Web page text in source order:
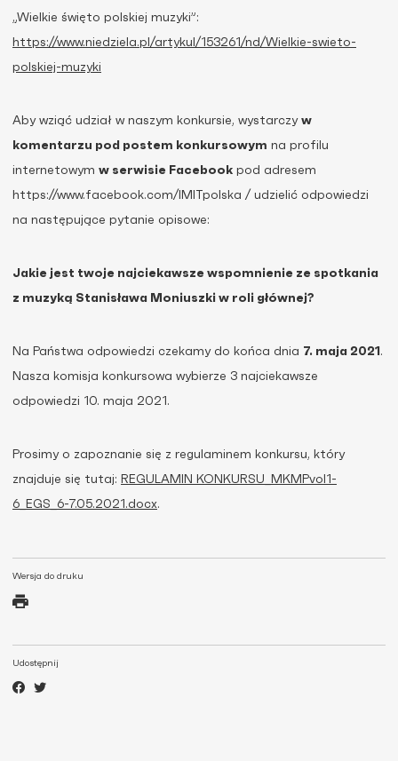
Wersja do druku
Udostępnij
„Wielkie święto polskiej muzyki”:
https://www.niedziela.pl/artykul/153261/nd/Wielkie-swieto-
polskiej-muzyki
Aby wziąć udział w naszym konkursie, wystarczy w
komentarzu pod postem konkursowym na profilu
internetowym w serwisie Facebook pod adresem
https://www.facebook.com/IMITpolska / udzielić odpowiedzi
na następujące pytanie opisowe:
Jakie jest twoje najciekawsze wspomnienie ze spotkania
z muzyką Stanisława Moniuszki w roli głównej?
Na Państwa odpowiedzi czekamy do końca dnia 7. maja 2021 .
Nasza komisja konkursowa wybierze 3 najciekawsze
odpowiedzi 10. maja 2021.
Prosimy o zapoznanie się z regulaminem konkursu, który
znajduje się tutaj: REGULAMIN KONKURSU_MKMPvol1-
6_EGS_6-7.05.2021.docx.